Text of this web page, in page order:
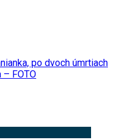
po dvoch úmrtiach
FOTO